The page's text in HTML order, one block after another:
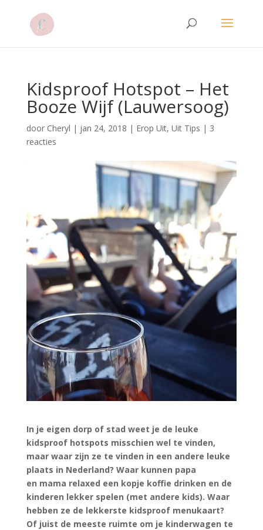
Kidsproof Hotspot – Het
Booze Wijf (Lauwersoog)
door Cheryl | jan 24, 2018 | Erop Uit, Uit Tips | 3
reacties
In je eigen dorp of stad weet je de leuke
kidsproof hotspots misschien wel te vinden,
maar waar zijn ze te vinden in een andere leuke
plaats in Nederland? Waar kunnen papa
en mama relaxed een kopje koffie drinken en de
kinderen lekker spelen (met andere kids). Waar
hebben ze de lekkerste kidsproof menukaart?
Of juist de meeste ruimte om je kinderwagen te